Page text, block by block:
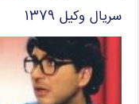
سریال وکیل ۱۳۷۹